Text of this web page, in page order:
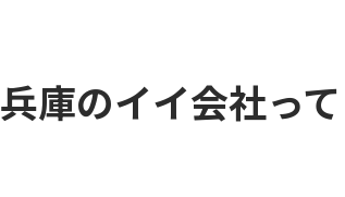
兵庫のイイ会社って